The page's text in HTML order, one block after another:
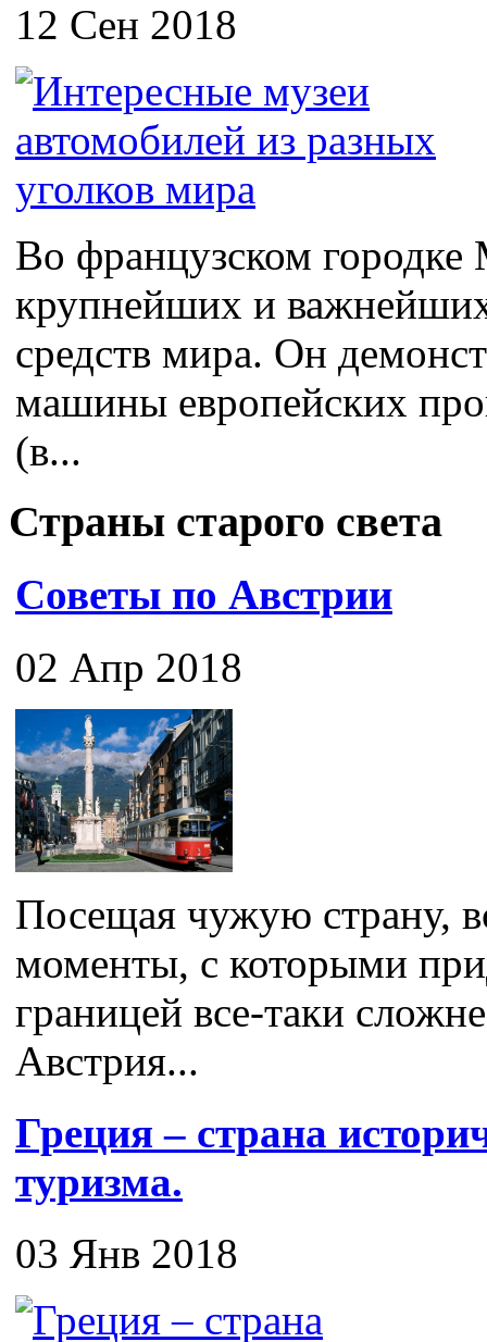
12 Сен 2018
Во французском
крупнейших и
средств мира. Он
машины европейских
(в...
Страны старого света
Советы по Австрии
02 Апр 2018
Посещая чужую страну,
моменты, с которыми
границей все-таки
Австрия...
Греция – страна
туризма.
03 Янв 2018